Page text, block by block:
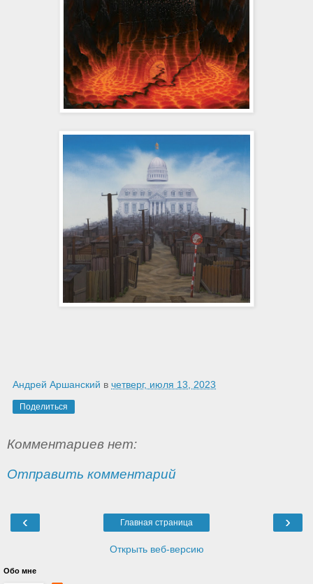
Андрей Аршанский в четверг, июля 13, 2023
Поделиться
Комментариев нет:
Отправить комментарий
‹ ›
Главная страница
Открыть веб-версию
Обо мне